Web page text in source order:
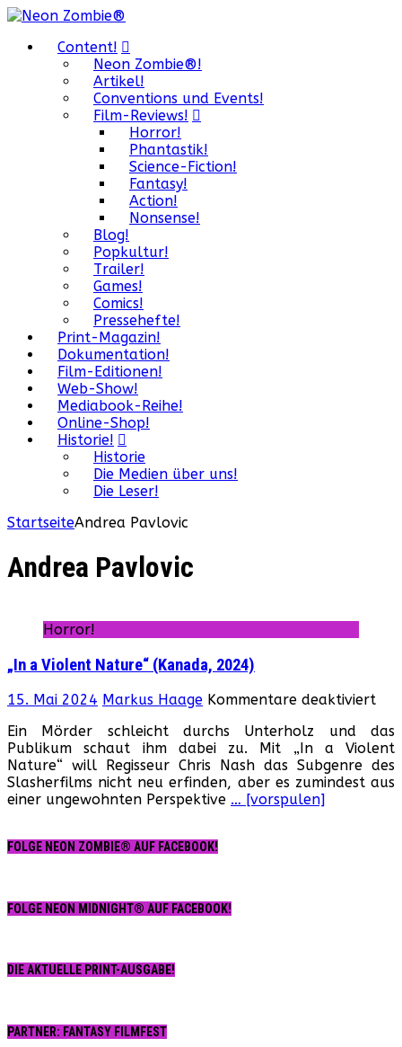
Content!
Neon Zombie®!
Artikel!
Conventions und Events!
Film-Reviews!
Horror!
Phantastik!
Science-Fiction!
Fantasy!
Action!
Nonsense!
Blog!
Popkultur!
Trailer!
Games!
Comics!
Pressehefte!
Print-Magazin!
Dokumentation!
Film-Editionen!
Web-Show!
Mediabook-Reihe!
Online-Shop!
Historie!
Historie
Die Medien über uns!
Die Leser!
StartseiteAndrea Pavlovic
Andrea Pavlovic
Horror!
„In a Violent Nature“ (Kanada, 2024)
15. Mai 2024 Markus Haage Kommentare deaktiviertfür
a
Ein Mörder schleicht durchs Unterholz und das
Publikum schaut ihm dabei zu. Mit „In a Violent
Nature“ will Regisseur Chris Nash das Subgenre des
Slasherfilms nicht neu erfinden, aber es zumindest aus
einer ungewohnten Perspektive … [vorspulen]
FOLGE NEON ZOMBIE® AUF FACEBOOK!
FOLGE NEON MIDNIGHT® AUF FACEBOOK!
DIE AKTUELLE PRINT-AUSGABE!
PARTNER: FANTASY FILMFEST